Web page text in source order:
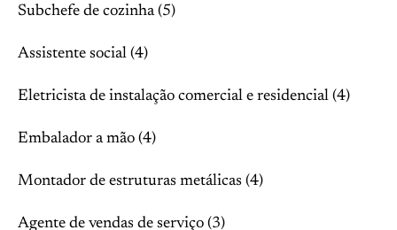
Subchefe de cozinha (5)
Assistente social (4)
Eletricista de instalação comercial e residencial (4)
Embalador a mão (4)
Montador de estruturas metálicas (4)
Agente de vendas de serviço (3)